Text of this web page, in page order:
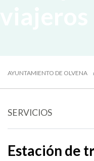
AYUNTAMIENTO DE OLVENA
SERVICIOS
Estación de